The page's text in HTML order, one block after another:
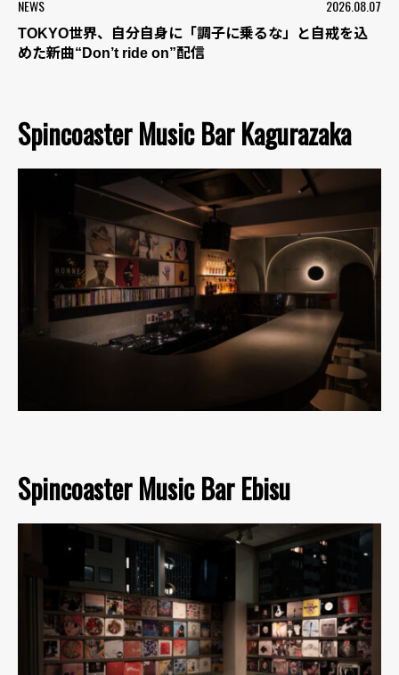
NEWS 2026.08.07
TOKYO世界、自分自身に「調子に乗るな」と自戒を込
めた新曲“Don’t ride on”配信
Spincoaster Music Bar Kagurazaka
Spincoaster Music Bar Ebisu